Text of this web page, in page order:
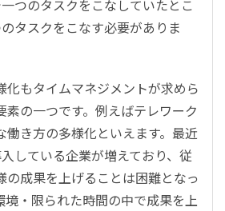
つのタスクをこなしていたとこ
タスクをこなす必要がありま
化もタイムマネジメントが求めら
素の一つです。例えばテレワーク
働き方の多様化といえます。最近
している企業が増えており、従
の成果を上げることは困難となっ
境・限られた時間の中で成果を上